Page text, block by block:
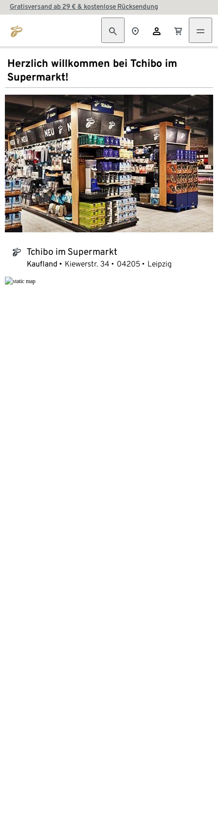
Gratisversand ab 29 € & kostenlose Rücksendung
Herzlich willkommen bei Tchibo im
Supermarkt!
tchibo_logo Tchibo im Supermarkt
Kaufland Kiewerstr. 34 04205 Leipzig